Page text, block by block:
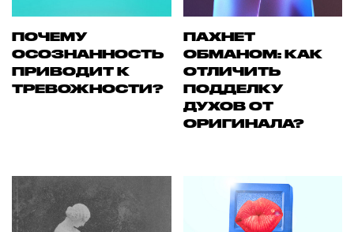
ПОЧЕМУ
ОСОЗНАННОСТЬ
ПРИВОДИТ К
ТРЕВОЖНОСТИ?
ПАХНЕТ
ОБМАНОМ: КАК
ОТЛИЧИТЬ
ПОДДЕЛКУ
ДУХОВ ОТ
ОРИГИНАЛА?